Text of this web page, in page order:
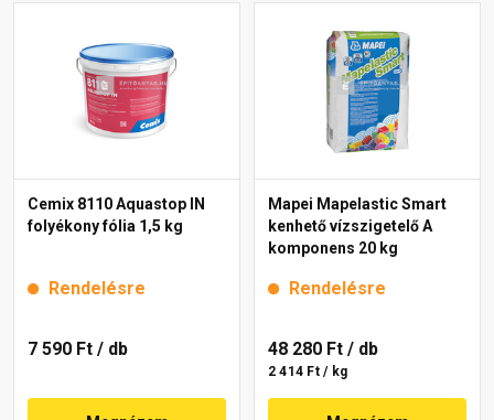
Cemix 8110 Aquastop IN
folyékony fólia 1,5 kg
Rendelésre
7 590 Ft / db
Mapei Mapelastic Smart
kenhető vízszigetelő A
komponens 20 kg
Rendelésre
48 280 Ft / db
2 414 Ft / kg